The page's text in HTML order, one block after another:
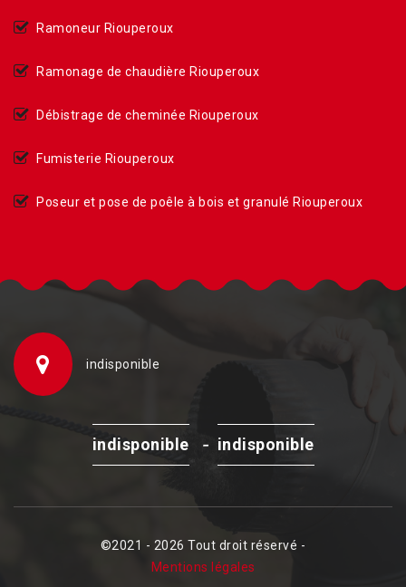
Ramoneur Riouperoux
Ramonage de chaudière Riouperoux
Débistrage de cheminée Riouperoux
Fumisterie Riouperoux
Poseur et pose de poêle à bois et granulé Riouperoux
indisponible
indisponible - indisponible
©2021 - 2026 Tout droit réservé -
Mentions légales